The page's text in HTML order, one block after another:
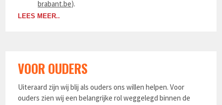
brabant.be).
LEES MEER..
VOOR OUDERS
Uiteraard zijn wij blij als ouders ons willen helpen. Voor
ouders zien wij een belangrijke rol weggelegd binnen de